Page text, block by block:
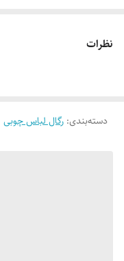
لطفاً پیش از ثبت سفارش،
نظرات
دسته‌بندی: رگال لباس چوبی